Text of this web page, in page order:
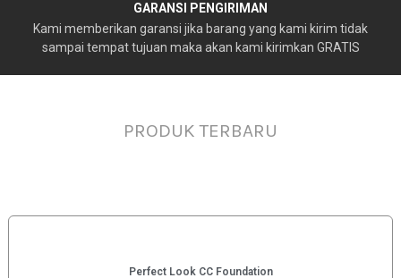
GARANSI PENGIRIMAN
Kami memberikan garansi jika barang yang kami kirim tidak
sampai tempat tujuan maka akan kami kirimkan GRATIS
PRODUK TERBARU
Perfect Look CC Foundation